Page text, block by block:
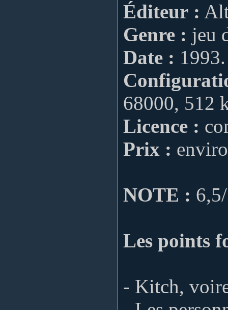
Éditeur :
Genre : jeu
Date : 1993.
68000, 512
Licence :
Prix :
NOTE :
Les points
- Kitch,